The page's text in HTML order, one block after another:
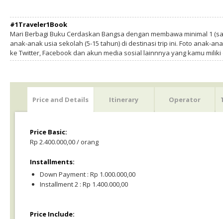
#1Traveler1Book
Mari Berbagi Buku Cerdaskan Bangsa dengan membawa minimal 1
anak-anak usia sekolah (5-15 tahun) di destinasi trip ini. Foto anak-
ke Twitter, Facebook dan akun media sosial lainnnya yang kamu
Price and Details Itinerary Operator
Price Basic:
Rp 2.400.000,00 / orang
Installments:
Down Payment : Rp 1.000.000,00
Installment 2 : Rp 1.400.000,00
Price Include: